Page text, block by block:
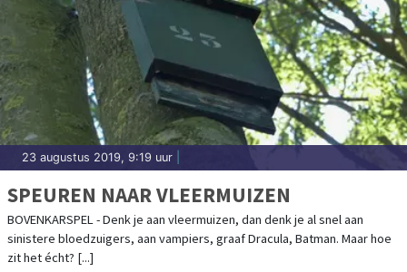
23 augustus 2019, 9:19 uur
SPEUREN NAAR VLEERMUIZEN
BOVENKARSPEL - Denk je aan vleermuizen, dan denk je al snel aan
sinistere bloedzuigers, aan vampiers, graaf Dracula, Batman. Maar hoe
zit het écht? [...]